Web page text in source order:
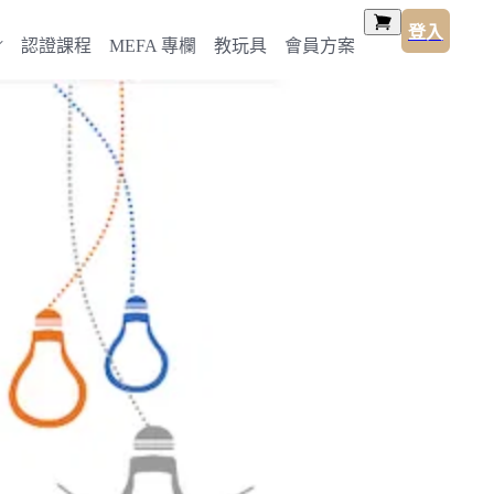
認證課程 MEFA 專欄 教玩具 會員方案
登入